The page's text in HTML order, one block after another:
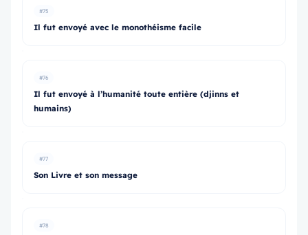
#75
Il fut envoyé avec le monothéisme facile
#76
Il fut envoyé à l’humanité toute entière (djinns et
humains)
#77
Son Livre et son message
#78